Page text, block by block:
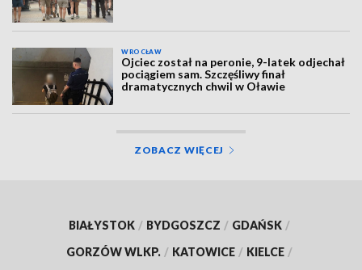
WROCŁAW
Ojciec został na peronie, 9-latek odjechał
pociągiem sam. Szczęśliwy finał
dramatycznych chwil w Oławie
ZOBACZ WIĘCEJ
BIAŁYSTOK / BYDGOSZCZ / GDAŃSK /
GORZÓW WLKP. / KATOWICE / KIELCE /